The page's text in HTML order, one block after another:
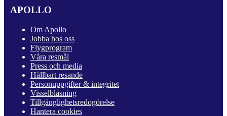
APOLLO
Om Apollo
Jobba hos oss
Flygprogram
Våra resmål
Press och media
Hållbart resande
Personuppgifter & integritet
Visselblåsning
Tillgänglighetsredogörelse
Hantera cookies